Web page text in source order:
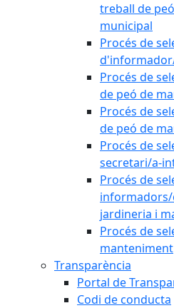
treball de
municipal
Procés de
Procés de
de peó de
Procés de
de peó de
Procés de
secretari/a-
Procés de
informadors/
jardineria i
Procés de
manteniment
Transparència
Portal de
Codi de conducta